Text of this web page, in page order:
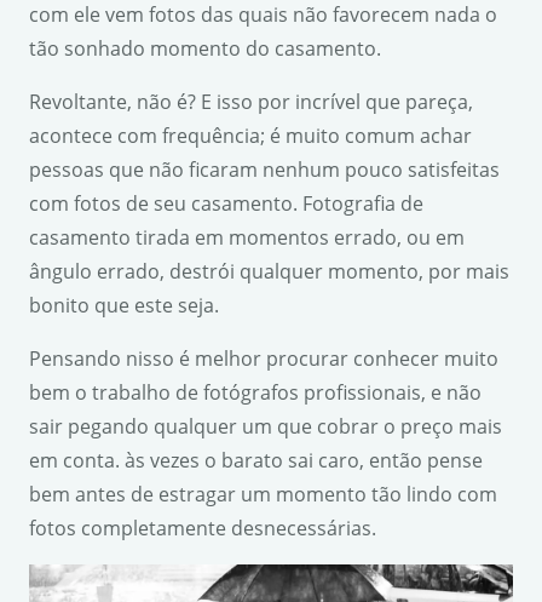
com ele vem fotos das quais não favorecem nada o
tão sonhado momento do casamento.
Revoltante, não é? E isso por incrível que pareça,
acontece com frequência; é muito comum achar
pessoas que não ficaram nenhum pouco satisfeitas
com fotos de seu casamento. Fotografia de
casamento tirada em momentos errado, ou em
ângulo errado, destrói qualquer momento, por mais
bonito que este seja.
Pensando nisso é melhor procurar conhecer muito
bem o trabalho de fotógrafos profissionais, e não
sair pegando qualquer um que cobrar o preço mais
em conta. às vezes o barato sai caro, então pense
bem antes de estragar um momento tão lindo com
fotos completamente desnecessárias.